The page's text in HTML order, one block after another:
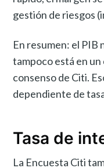
gestión de riesgos
En resumen: el PIB
tampoco está en
consenso de Citi.
dependiente de
Tasa de
La Encuesta Citi